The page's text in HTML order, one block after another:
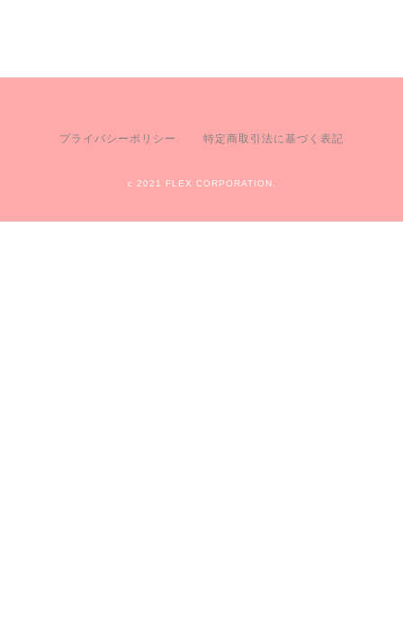
プライバシーポリシー 特定商取引法に基づく表記
c 2021 FLEX CORPORATION.